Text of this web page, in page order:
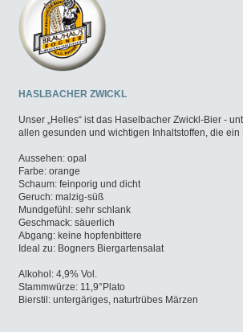
HASLBACHER ZWICKL
Unser „Helles“ ist das Haselbacher Zwickl-Bier -
allen gesunden und wichtigen Inhaltstoffen, die ein
Aussehen: opal
Farbe: orange
Schaum: feinporig und dicht
Geruch: malzig-süß
Mundgefühl: sehr schlank
Geschmack: säuerlich
Abgang: keine hopfenbittere
Ideal zu: Bogners Biergartensalat
Alkohol: 4,9% Vol.
Stammwürze: 11,9°Plato
Bierstil: untergäriges, naturtrübes Märzen